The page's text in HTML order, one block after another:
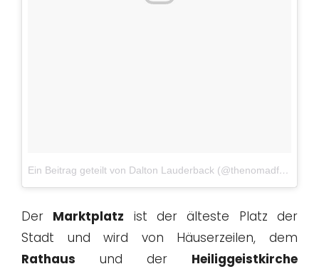
Ein Beitrag geteilt von Dalton Lauderback (@thenomadfromnashville)
Der Marktplatz ist der älteste Platz der
Stadt und wird von Häuserzeilen, dem
Rathaus und der Heiliggeistkirche